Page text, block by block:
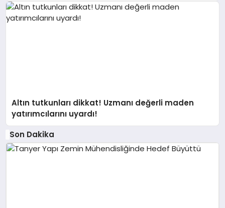
Altın tutkunları dikkat! Uzmanı değerli maden
yatırımcılarını uyardı!
Son Dakika